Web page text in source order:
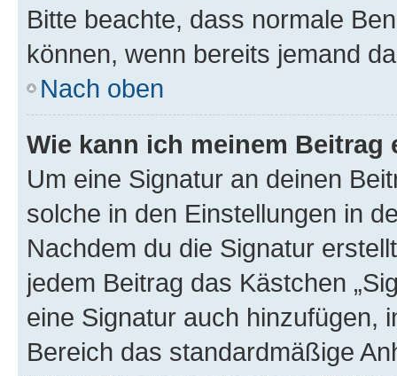
Bitte beachte, dass normale
können, wenn bereits jemand
Nach oben
Wie kann ich meinem
Um eine Signatur an deinen
solche in den Einstellungen in
Nachdem du die Signatur
jedem Beitrag das Kästchen
eine Signatur auch hinzufügen,
Bereich das standardmäßige